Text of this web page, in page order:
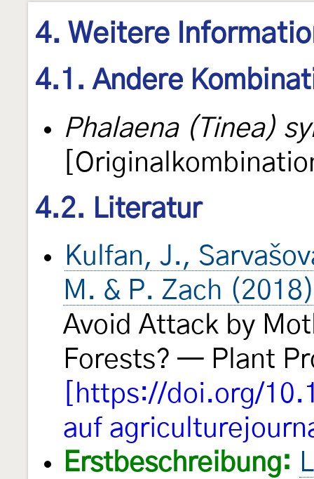
4. Weitere
4.1. Andere
Phalaena (Tinea)
4.2. Literatur
Kulfan, J.,
M. & P. Zach (2018)
Avoid Attack by
Forests? — Plant
[https://doi.org/
auf
Erstbeschreibung: